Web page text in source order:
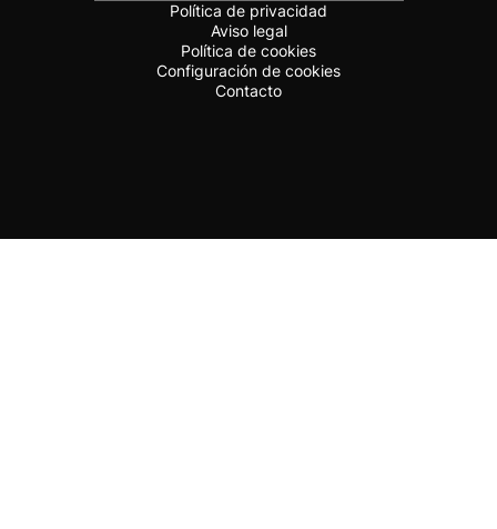
Política de privacidad
Aviso legal
Política de cookies
Configuración de cookies
Contacto